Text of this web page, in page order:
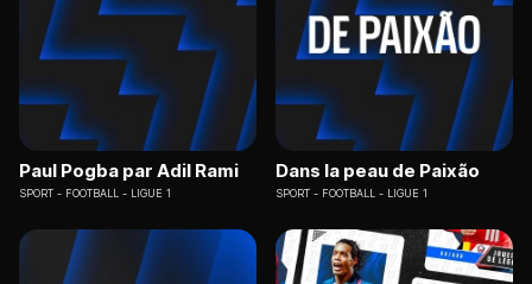
Paul Pogba par Adil Rami
SPORT FOOTBALL - LIGUE 1
Dans la peau de Paixão
SPORT FOOTBALL - LIGUE 1